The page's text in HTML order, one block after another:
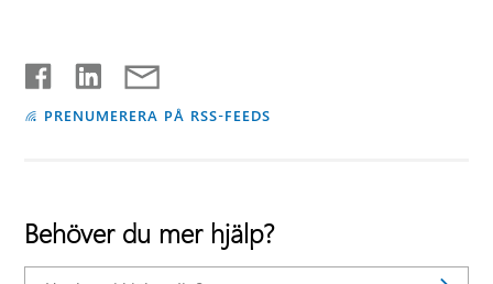
PRENUMERERA PÅ RSS-FEEDS
Behöver du mer hjälp?